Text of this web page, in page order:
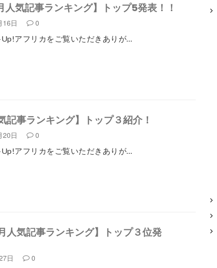
人気記事ランキング】トップ5発表！！
日 0
アフリカをご覧いただきありが…
記事ランキング】トップ３紹介！
日 0
アフリカをご覧いただきありが…
人気記事ランキング】トップ３位発
日 0